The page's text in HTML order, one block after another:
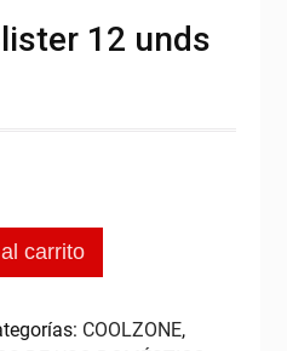
12 unds
carrito
COOLZONE,